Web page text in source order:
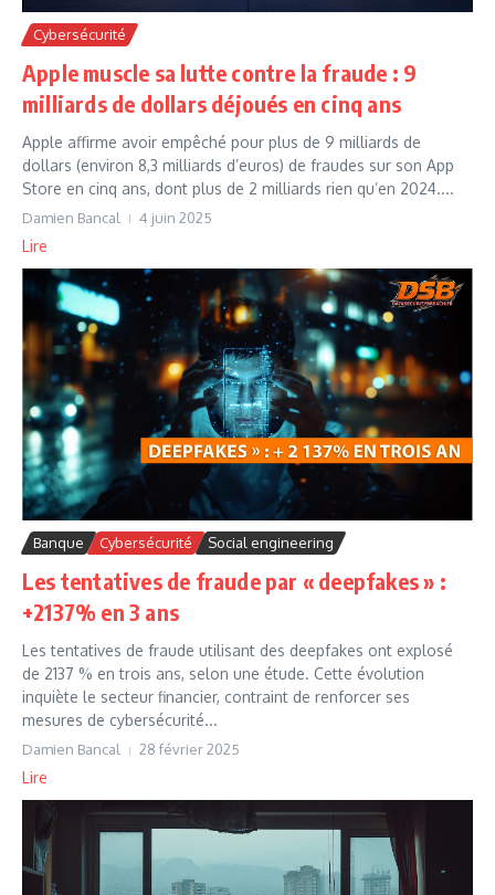
Cybersécurité
Apple muscle sa lutte contre la fraude : 9
milliards de dollars déjoués en cinq ans
Apple affirme avoir empêché pour plus de 9 milliards de
dollars (environ 8,3 milliards d’euros) de fraudes sur son App
Store en cinq ans, dont plus de 2 milliards rien qu’en 2024....
Damien Bancal 4 juin 2025
Lire
Banque Cybersécurité Social engineering
Les tentatives de fraude par « deepfakes » :
+2137% en 3 ans
Les tentatives de fraude utilisant des deepfakes ont explosé
de 2137 % en trois ans, selon une étude. Cette évolution
inquiète le secteur financier, contraint de renforcer ses
mesures de cybersécurité...
Damien Bancal 28 février 2025
Lire